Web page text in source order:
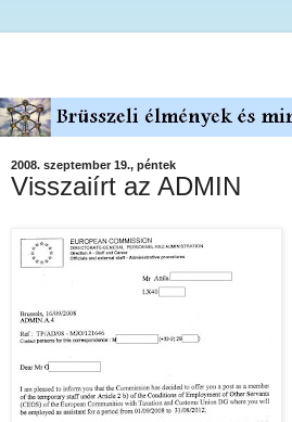
2008. szeptember 19., péntek
Visszaiírt az ADMIN